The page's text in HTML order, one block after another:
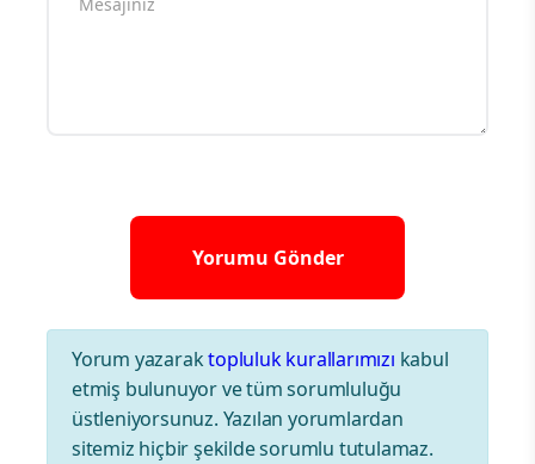
Yorum yazaraktopluluk kurallarımızı kabul
etmiş bulunuyor ve tüm sorumluluğu
üstleniyorsunuz. Yazılan yorumlardan
sitemiz hiçbir şekilde sorumlu tutulamaz.